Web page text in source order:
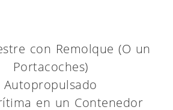
con Remolque (O un
Portacoches)
Autopropulsado
en un Contenedor